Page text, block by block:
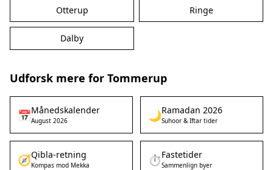
Otterup Ringe
Dalby
Udforsk mere for Tommerup
📅Månedskalender
August 2026 🌙Ramadan 2026
Suhoor & Iftar tider
🧭Qibla-retning
Kompas mod Mekka ⏱️Fastetider
Sammenlign byer